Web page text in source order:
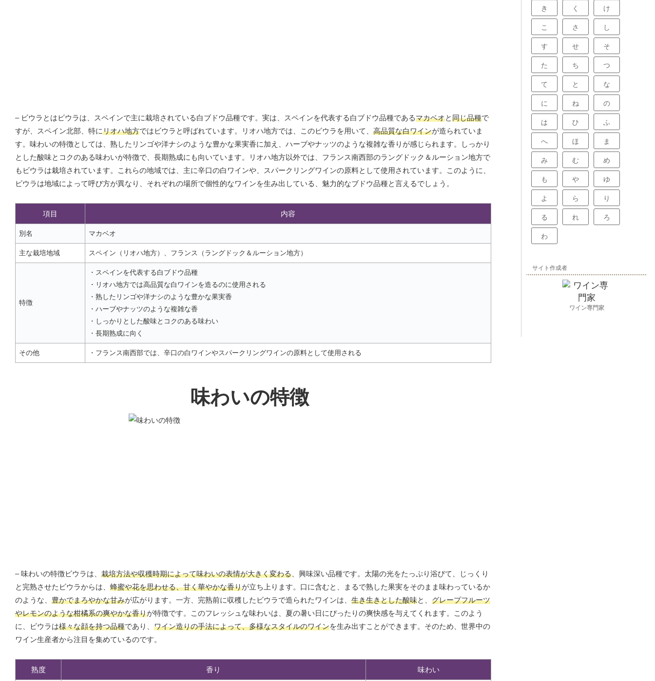
– ビウラとはビウラは、スペインで主に栽培されている白ブドウ品種です。実は、スペインを代表する白ブドウ品種であるマカベオと同じ品種で
すが、スペイン北部、特にリオハ地方ではビウラと呼ばれています。リオハ地方では、このビウラを用いて、 高品質な白ワインが造られていま
す。味わいの特徴としては、熟したリンゴや洋ナシのような豊かな果実香に加え、ハーブやナッツのような複雑な香りが感じられます。しっかり
とした酸味とコクのある味わいが特徴で、長期熟成にも向いています。リオハ地方以外では、フランス南西部のラングドック＆ルーション地方で
もビウラは栽培されています。これらの地域では、主に辛口の白ワインや、スパークリングワインの原料として使用されています。このように、
ビウラは地域によって呼び方が異なり、それぞれの場所で個性的なワインを生み出している、魅力的なブドウ品種と言えるでしょう。
項目 内容
別名 マカベオ
主な栽培地域 スペイン（リオハ地方）、フランス（ラングドック＆ルーション地方）
特徴
・スペインを代表する白ブドウ品種
・リオハ地方では高品質な白ワインを造るのに使用される
・熟したリンゴや洋ナシのような豊かな果実香
・ハーブやナッツのような複雑な香
・しっかりとした酸味とコクのある味わい
・長期熟成に向く
その他 ・フランス南西部では、辛口の白ワインやスパークリングワインの原料として使用される
味わいの特徴
– 味わいの特徴ビウラは、 栽培方法や収穫時期によって味わいの表情が大きく変わる 、興味深い品種です。太陽の光をたっぷり浴びて、じっくり
と完熟させたビウラからは、 蜂蜜や花を思わせる、甘く華やかな香りが立ち上ります。口に含むと、まるで熟した果実をそのまま味わっているか
のような、 豊かでまろやかな甘みが広がります。一方、完熟前に収穫したビウラで造られたワインは、 生き生きとした酸味と、 グレープフルーツ
やレモンのような柑橘系の爽やかな香りが特徴です。このフレッシュな味わいは、夏の暑い日にぴったりの爽快感を与えてくれます。このよう
に、ビウラは様々な顔を持つ品種であり、 ワイン造りの手法によって、多様なスタイルのワインを生み出すことができます。そのため、世界中の
ワイン生産者から注目を集めているのです。
熟度 香り 味わい
き く け
こ さ し
す せ そ
た ち つ
て と な
に ね の
は ひ ふ
へ ほ ま
み む め
も や ゆ
よ ら り
る れ ろ
わ
サイト作成者
ワイン専門家